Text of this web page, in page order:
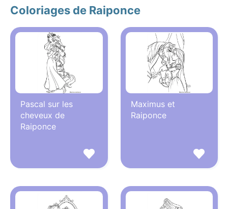
Coloriages de Raiponce
Pascal sur les
cheveux de
Raiponce
Maximus et
Raiponce